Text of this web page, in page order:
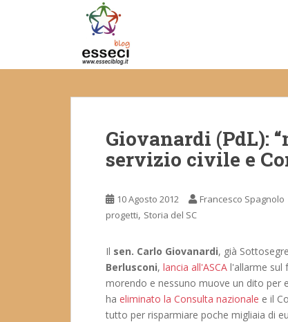
t
Giovanardi (PdL):
servizio civile e
10 Agosto 2012 Francesco Spagnolo
progetti, Storia del SC
Il sen. Carlo Giovanardi, già
Berlusconi, lancia all'ASCA l'allarme sul
morendo e nessuno muove un dito per
ha eliminato la Consulta nazionale e il
tutto per risparmiare poche migliaia di